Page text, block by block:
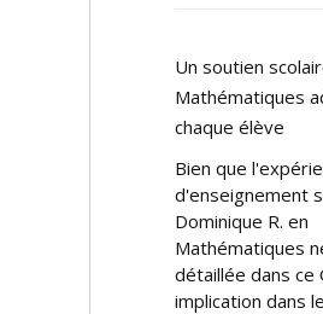
Un soutien
Mathématiques
chaque élève
Bien que
d'enseignement
Dominique R. en
Mathématiques
détaillée dans ce
implication dans